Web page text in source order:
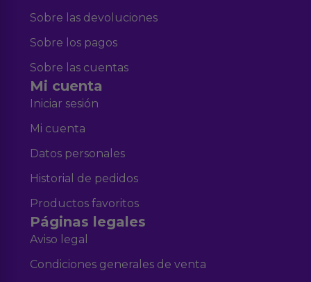
Sobre las devoluciones
Sobre los pagos
Sobre las cuentas
Mi cuenta
Iniciar sesión
Mi cuenta
Datos personales
Historial de pedidos
Productos favoritos
Páginas legales
Aviso legal
Condiciones generales de venta